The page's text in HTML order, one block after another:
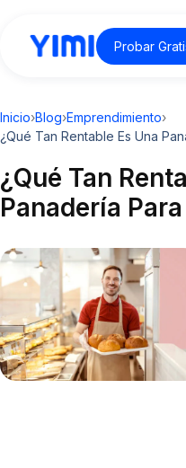
Probar
Inicio›Blog›Emprendimiento›
¿Qué Tan Rentable Es Una
¿Qué Tan
Panadería